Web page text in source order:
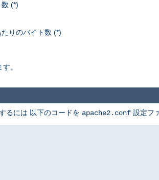
(*)
りのバイト数 (*)
。
るには 以下のコードを apache2.conf 設定フ